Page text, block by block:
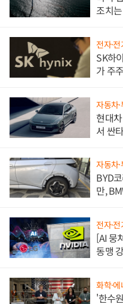
조치
전자·
SK하
가 주
자동차
현대
서 싼
자동차
BYD
만,
전자·
[AI 뭉
동맹
화학·에
'한수